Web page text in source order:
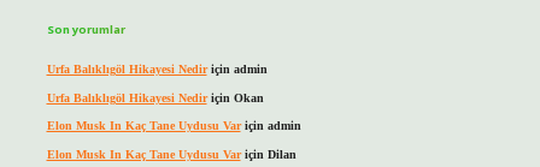
Son yorumlar
Urfa Balıklıgöl Hikayesi Nediriçin admin
Urfa Balıklıgöl Hikayesi Nediriçin Okan
Elon Musk In Kaç Tane Uydusu Variçin admin
Elon Musk In Kaç Tane Uydusu Variçin Dilan